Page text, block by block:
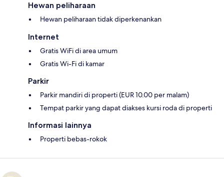
Hewan peliharaan
Hewan peliharaan tidak diperkenankan
Internet
Gratis WiFi di area umum
Gratis Wi-Fi di kamar
Parkir
Parkir mandiri di properti (EUR 10.00 per malam)
Tempat parkir yang dapat diakses kursi roda di properti
Informasi lainnya
Properti bebas-rokok